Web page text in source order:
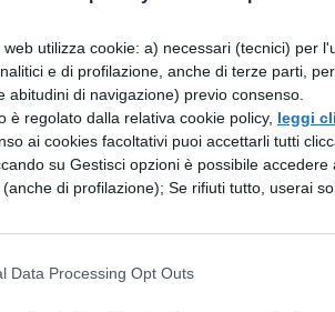
utilizza cookie: a) necessari (tecnici) per
e di profilazione, anche di terze parti,
abitudini di navigazione) previo consenso.
è regolato dalla relativa cookie policy, leggi
ai cookies facoltativi puoi accettarli tutti
su Gestisci opzioni è possibile
di profilazione); Se rifiuti tutto, userai
Data Processing Opt Outs
di gitto
andrò zitto
mio segreto.
nulla, del vuoto, e dell’assurdo
in “un’aria di vetro/arida”:
condizione esistenziale.
come per